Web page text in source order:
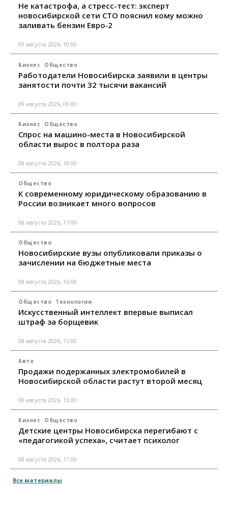
Не катастрофа, а стресс-тест: эксперт
новосибирской сети СТО пояснил кому можно
заливать бензин Евро‑2
09 августа 2026, 10:00
Бизнес Общество
Работодатели Новосибирска заявили в центры
занятости почти 32 тысячи вакансий
09 августа 2026, 09:00
Бизнес Общество
Спрос на машино-места в Новосибирской
области вырос в полтора раза
08 августа 2026, 18:00
Общество
К современному юридическому образованию в
России возникает много вопросов
08 августа 2026, 17:00
Общество
Новосибирские вузы опубликовали приказы о
зачислении на бюджетные места
08 августа 2026, 16:00
Общество Технологии
Искусственный интеллект впервые выписал
штраф за борщевик
08 августа 2026, 15:00
Авто
Продажи подержанных электромобилей в
Новосибирской области растут второй месяц
08 августа 2026, 13:00
Бизнес Общество
Детские центры Новосибирска перегибают с
«педагогикой успеха», считает психолог
08 августа 2026, 11:00
Все материалы